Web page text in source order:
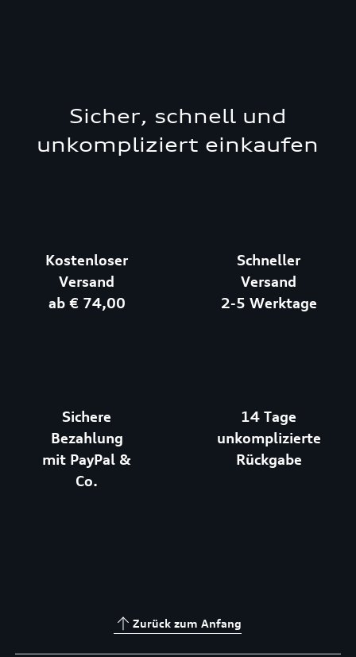
Sicher, schnell und
unkompliziert einkaufen
Kostenloser
Versand
ab € 74,00
Schneller
Versand
2-5 Werktage
Sichere
Bezahlung
mit PayPal &
Co.
14 Tage
unkomplizierte
Rückgabe
Zurück zum Anfang